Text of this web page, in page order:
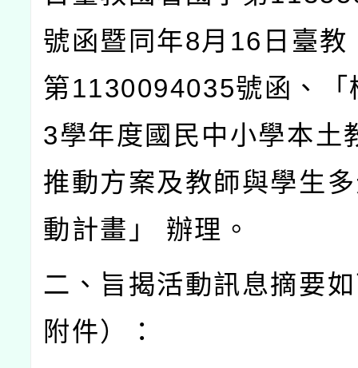
號函暨同年8月 16 日臺教
第1130094035號函、「
3學年度國民中小學本土
推動方案及教師與學生
動計畫」
辦理。
二、旨揭活動訊息摘要
附件）：